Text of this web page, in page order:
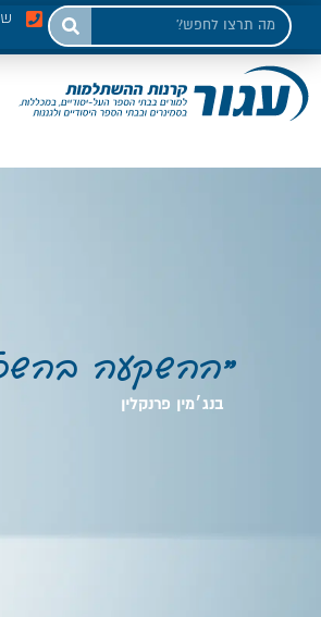
״ההשקעה
בנג׳מין פרנקלין